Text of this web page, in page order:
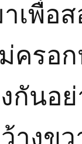
เพื่อ
ครอ
กันอ
งขว